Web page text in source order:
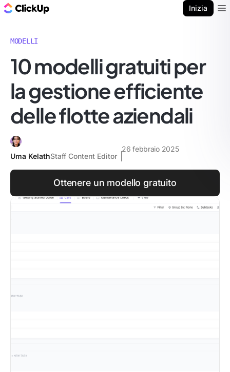
Inizia
MODELLI
10 modelli gratuiti per
la gestione efficiente
delle flotte aziendali
Uma KelathStaff Content Editor
26 febbraio 2025
Ottenere un modello gratuito